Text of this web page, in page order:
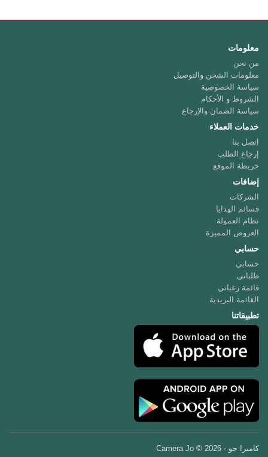
معلومات
من نحن
معلومات الشحن والتوصيل
سياسة الخصوصية
الشروط و الأحكام
سياسة الضمان والإرجاع
خدمات العملاء
اتصل بنا
إرجاع الطلب
خريطة الموقع
إضافات
الشركات
قسائم الهدايا
نظام العمولة
العروض المميزة
حسابي
حسابي
طلباتي
قائمة رغباتي
القائمة البريدية
تطبيقاتنا
كاميرا جو - Camera Jo © 2026